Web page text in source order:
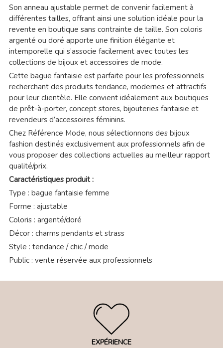
Son anneau ajustable permet de convenir facilement à
différentes tailles, offrant ainsi une solution idéale pour la
revente en boutique sans contrainte de taille. Son coloris
argenté ou doré apporte une finition élégante et
intemporelle qui s’associe facilement avec toutes les
collections de bijoux et accessoires de mode.
Cette bague fantaisie est parfaite pour les professionnels
recherchant des produits tendance, modernes et attractifs
pour leur clientèle. Elle convient idéalement aux boutiques
de prêt-à-porter, concept stores, bijouteries fantaisie et
revendeurs d’accessoires féminins.
Chez Référence Mode, nous sélectionnons des bijoux
fashion destinés exclusivement aux professionnels afin de
vous proposer des collections actuelles au meilleur rapport
qualité/prix.
Caractéristiques produit :
Type : bague fantaisie femme
Forme : ajustable
Coloris : argenté/doré
Décor : charms pendants et strass
Style : tendance / chic / mode
Public : vente réservée aux professionnels
EXPÉRIENCE